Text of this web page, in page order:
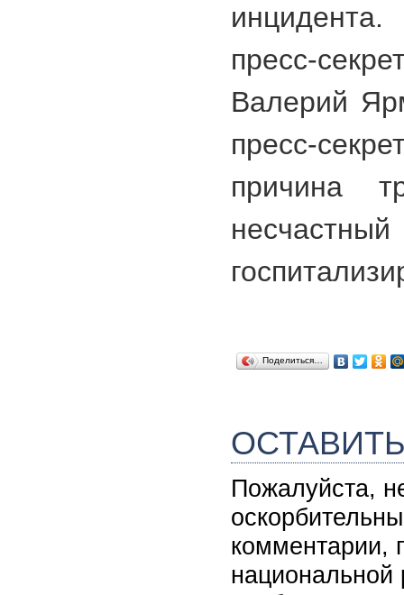
пресс-
Валерий
пресс-
причина
Поделиться…
Пожалуйста,
комментарии,
национальной